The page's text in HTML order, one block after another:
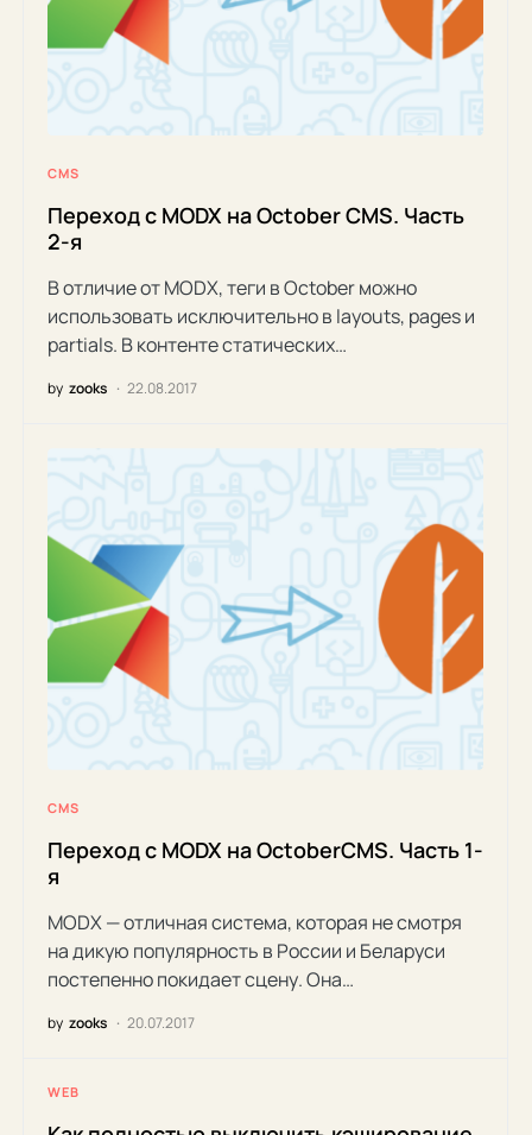
CMS
Переход с MODX на October CMS. Часть
2-я
В отличие от MODX, теги в October можно
использовать исключительно в layouts, pages и
partials. В контенте статических…
by zooks 22.08.2017
CMS
Переход с MODX на OctoberCMS. Часть 1-
я
MODX — отличная система, которая не смотря
на дикую популярность в России и Беларуси
постепенно покидает сцену. Она…
by zooks 20.07.2017
WEB